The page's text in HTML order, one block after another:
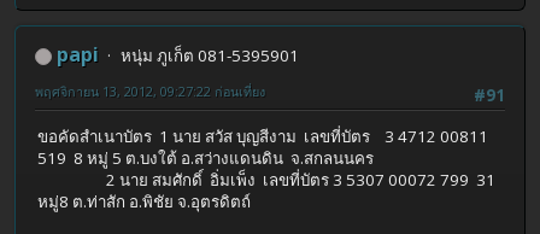
papi
หนุ่ม ภูเก็ต 081-5395901
#91
พฤศจิกายน 13, 2012, 09:27:22 ก่อนเที่ยง
ขอคัดสำเนาบัตร 1 นาย สวัส บุญสีงาม เลขที่บัตร 3 4712 00811
519 8 หมู่ 5 ต.บงใต้ อ.สว่างแดนดิน จ.สกลนนคร
2 นาย สมศักดิ์ อิ่มเพ็ง เลขที่บัตร 3 5307 00072 799 31
หมู่8 ต.ท่าสัก อ.พิชัย จ.อุตรดิตถ์